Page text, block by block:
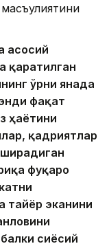
асосий
қаратилган
ўрни янада
фақат
ҳаётини
қадриятлар
фуқаро
тайёр эканини
сиёсий